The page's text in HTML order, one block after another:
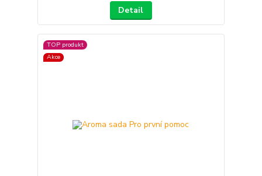
Detail
TOP produkt
Akce